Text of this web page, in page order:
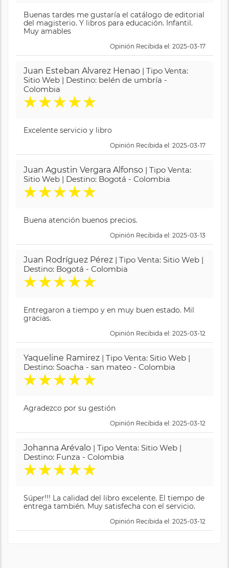
Buenas tardes me gustaría el catálogo de editorial
del magisterio. Y libros para educación. Infantil.
Muy amables
Opinión Recibida el: 2025-03-17
Juan Esteban Alvarez Henao | Tipo Venta:
Sitio Web | Destino: belén de umbría -
Colombia
★★★★★
Excelente servicio y libro
Opinión Recibida el: 2025-03-17
Juan Agustin Vergara Alfonso | Tipo Venta:
Sitio Web | Destino: Bogotá - Colombia
★★★★★
Buena atención buenos precios.
Opinión Recibida el: 2025-03-13
Juan Rodríguez Pérez | Tipo Venta: Sitio Web |
Destino: Bogotá - Colombia
★★★★★
Entregaron a tiempo y en muy buen estado. Mil
gracias.
Opinión Recibida el: 2025-03-12
Yaqueline Ramirez | Tipo Venta: Sitio Web |
Destino: Soacha - san mateo - Colombia
★★★★★
Agradezco por su gestión
Opinión Recibida el: 2025-03-12
Johanna Arévalo | Tipo Venta: Sitio Web |
Destino: Funza - Colombia
★★★★★
Súper!!! La calidad del libro excelente. El tiempo de
entrega también. Muy satisfecha con el servicio.
Opinión Recibida el: 2025-03-12